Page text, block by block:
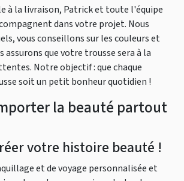
à la livraison, Patrick et toute l'équipe
dans votre projet. Nous
vous conseillons sur les couleurs et
assurons que votre trousse sera à la
Notre objectif : que chaque
soit un petit bonheur quotidien !
la beauté partout
votre histoire beauté !
et de voyage personnalisée et